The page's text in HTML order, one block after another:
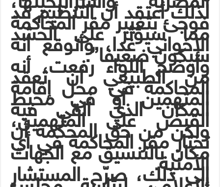
لذلك أعتقد أن التنظيم قد
فوجئ بتغيير مقر المحاكمة
مما سيؤثر على الحشد
الإخواني غدا، وأتوقع أنه
سيكون ضعيفا”.
وأوضح اللواء رفعت، أنه
من الطبيعي أن تعقد
المحاكمة في محل إقامة
المتهمين أو في محيط
المكان الذي ألقي فيه
القبض على المتهمين،
ولكن من حق المحكمة أن
تختار مقر المحاكمة في أي
مكان بالتنسيق مع الجهات
الأمنية.
إلى ذلك، صرّح المستشار